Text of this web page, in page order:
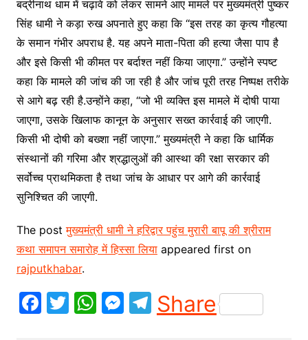
बद्रीनाथ धाम में चढ़ावे को लेकर सामने आए मामले पर मुख्यमंत्री पुष्कर
सिंह धामी ने कड़ा रुख अपनाते हुए कहा कि “इस तरह का कृत्य गौहत्या
के समान गंभीर अपराध है. यह अपने माता-पिता की हत्या जैसा पाप है
और इसे किसी भी कीमत पर बर्दाश्त नहीं किया जाएगा.” उन्होंने स्पष्ट
कहा कि मामले की जांच की जा रही है और जांच पूरी तरह निष्पक्ष तरीके
से आगे बढ़ रही है.उन्होंने कहा, “जो भी व्यक्ति इस मामले में दोषी पाया
जाएगा, उसके खिलाफ कानून के अनुसार सख्त कार्रवाई की जाएगी.
किसी भी दोषी को बख्शा नहीं जाएगा.” मुख्यमंत्री ने कहा कि धार्मिक
संस्थानों की गरिमा और श्रद्धालुओं की आस्था की रक्षा सरकार की
सर्वोच्च प्राथमिकता है तथा जांच के आधार पर आगे की कार्रवाई
सुनिश्चित की जाएगी.
The postमुख्यमंत्री धामी ने हरिद्वार पहुंच मुरारी बापू की श्रीराम
कथा समापन समारोह में हिस्सा लियाappeared first on
rajputkhabar.
F T W M T
el
Share